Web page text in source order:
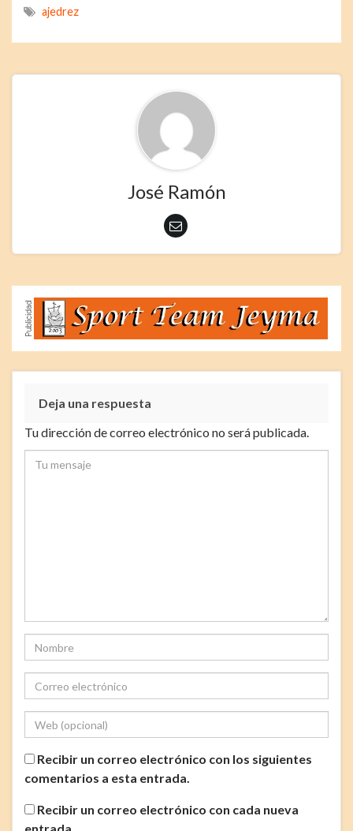
ajedrez
José Ramón
Deja una respuesta
Tu dirección de correo electrónico no será publicada.
Recibir un correo electrónico con los siguientes
comentarios a esta entrada.
Recibir un correo electrónico con cada nueva